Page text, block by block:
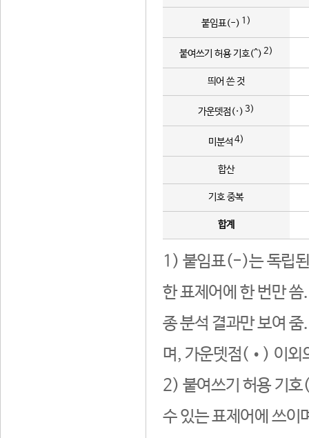
붙임표(-) 1)
붙여쓰기 허용 기호(^) 2)
띄어 쓴 것
가운뎃점(·) 3)
미분석 4)
합산
기호 중복
합계
1) 붙임표(-)는 독립된
한 표제어에 한 번만
종 분석 결과만 보여
며, 가운뎃점(•) 이외
2) 붙여쓰기 허용 기호
수 있는 표제어에 쓰이